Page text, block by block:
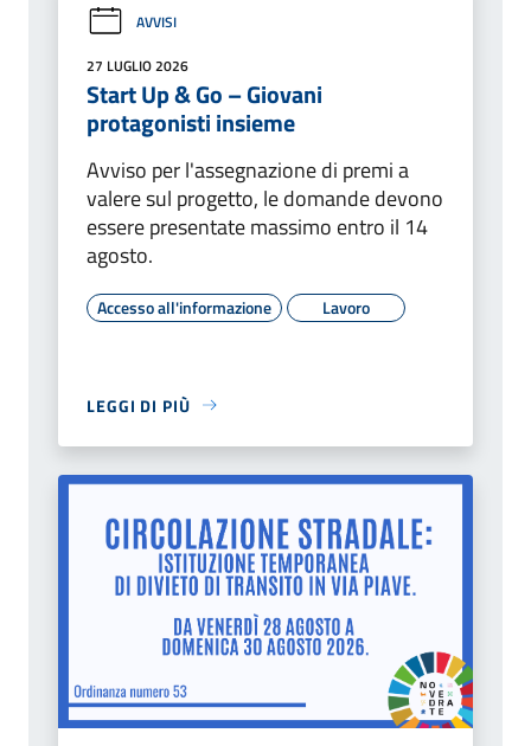
AVVISI
27 LUGLIO 2026
Start Up & Go – Giovani
protagonisti insieme
Avviso per l'assegnazione di premi a
valere sul progetto, le domande devono
essere presentate massimo entro il 14
agosto.
Accesso all'informazione Lavoro
LEGGI DI PIÙ